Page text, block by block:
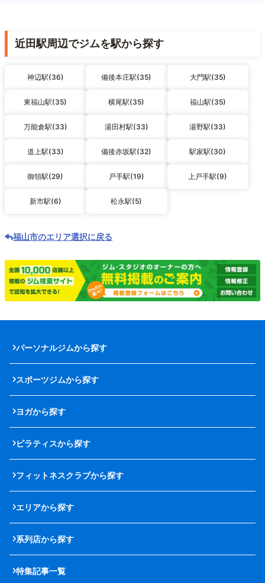
近田駅周辺でジムを駅から探す
神辺駅(36) 備後本庄駅(35) 大門駅(35)
東福山駅(35) 横尾駅(35) 福山駅(35)
万能倉駅(33) 湯田村駅(33) 湯野駅(33)
道上駅(33) 備後赤坂駅(32) 駅家駅(30)
御領駅(29) 戸手駅(19) 上戸手駅(9)
新市駅(6) 松永駅(5)
福山市のエリア選択に戻る
パーソナルジムから探す
スポーツジムから探す
ヨガから探す
ピラティスから探す
フィットネスクラブから探す
エリアから探す
系列店から探す
特集記事一覧